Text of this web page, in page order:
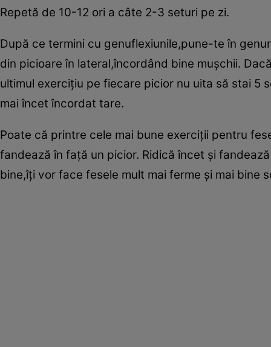
Repetă de 10-12 ori a câte 2-3 seturi pe zi.
După ce termini cu genuflexiunile,pune-te în
din picioare în lateral,încordând bine muşchii.
ultimul exerciţiu pe fiecare picior nu uita să stai 5
mai încet încordat tare.
Poate că printre cele mai bune exerciţii pentru
fandează în faţă un picior. Ridică încet şi
bine,îţi vor face fesele mult mai ferme şi mai bine